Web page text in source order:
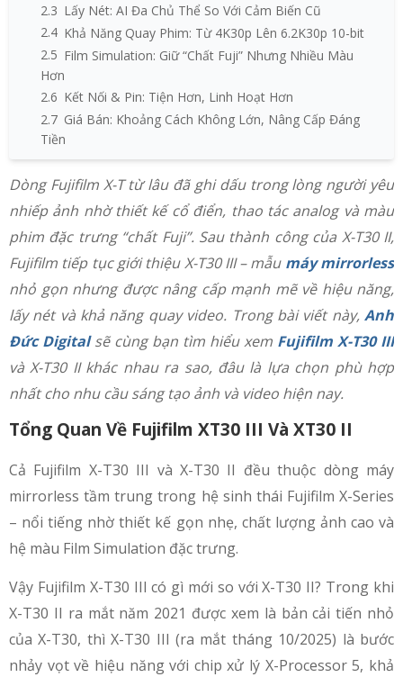
2.3 Lấy Nét: AI Đa Chủ Thể So Với Cảm Biến Cũ
2.4 Khả Năng Quay Phim: Từ 4K30p Lên 6.2K30p 10-bit
2.5 Film Simulation: Giữ “Chất Fuji” Nhưng Nhiều Màu
Hơn
2.6 Kết Nối & Pin: Tiện Hơn, Linh Hoạt Hơn
2.7 Giá Bán: Khoảng Cách Không Lớn, Nâng Cấp Đáng
Tiền
Dòng Fujifilm X-T từ lâu đã ghi dấu trong lòng người yêu
nhiếp ảnh nhờ thiết kế cổ điển, thao tác analog và màu
phim đặc trưng “chất Fuji”. Sau thành công của X-T30 II,
Fujifilm tiếp tục giới thiệu X-T30 III – mẫu máy mirrorless
nhỏ gọn nhưng được nâng cấp mạnh mẽ về hiệu năng,
lấy nét và khả năng quay video. Trong bài viết này, Anh
Đức Digitalsẽ cùng bạn tìm hiểu xem Fujifilm X-T30 III
và X-T30 II khác nhau ra sao, đâu là lựa chọn phù hợp
nhất cho nhu cầu sáng tạo ảnh và video hiện nay.
Tổng Quan Về Fujifilm XT30 III Và XT30 II
Cả Fujifilm X-T30 III và X-T30 II đều thuộc dòng máy
mirrorless tầm trung trong hệ sinh thái Fujifilm X-Series
– nổi tiếng nhờ thiết kế gọn nhẹ, chất lượng ảnh cao và
hệ màu Film Simulation đặc trưng.
Vậy Fujifilm X-T30 III có gì mới so với X-T30 II? Trong khi
X-T30 II ra mắt năm 2021 được xem là bản cải tiến nhỏ
của X-T30, thì X-T30 III (ra mắt tháng 10/2025) là bước
nhảy vọt về hiệu năng với chip xử lý X-Processor 5, khả